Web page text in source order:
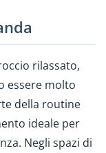
rilassato,
essere molto
della routine
ideale per
Negli spazi di